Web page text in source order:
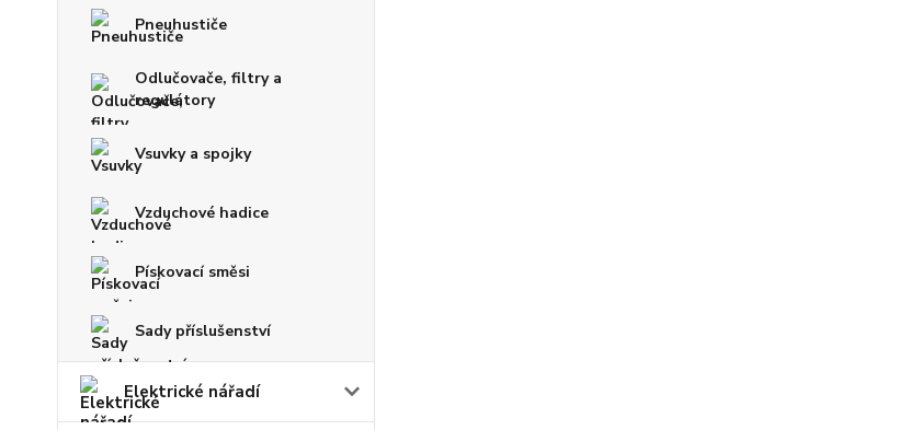
Pneuhustiče
Odlučovače, filtry a
regulátory
Vsuvky a spojky
Vzduchové hadice
Pískovací směsi
Sady příslušenství
Elektrické nářadí